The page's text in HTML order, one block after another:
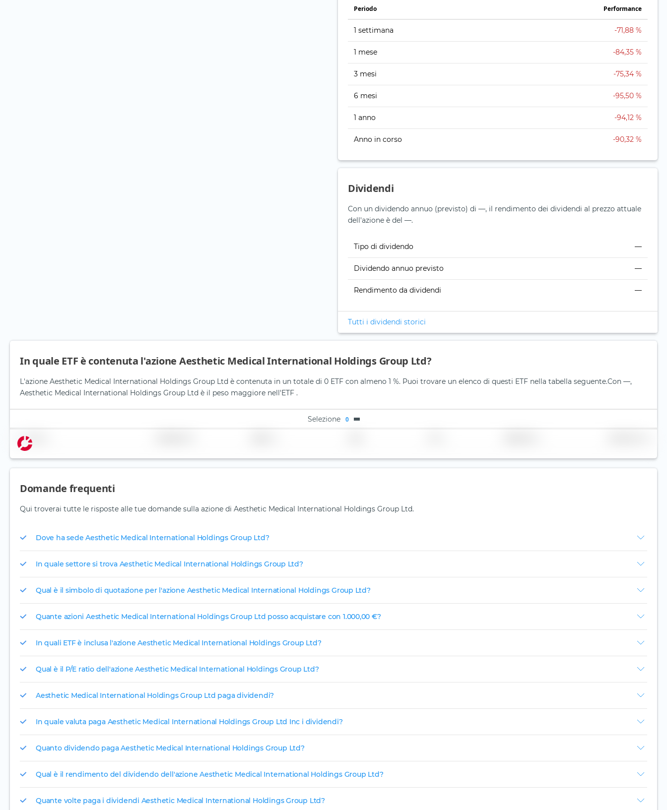
Periodo Performance
1 settimana -71,88 %
1 mese -84,35 %
3 mesi -75,34 %
6 mesi -95,50 %
1 anno -94,12 %
Anno in corso -90,32 %
Dividendi
Con un dividendo annuo (previsto) di —, il rendimento dei dividendi al prezzo attuale
dell'azione è del —.
Tipo di dividendo —
Dividendo annuo previsto —
Rendimento da dividendi —
Tutti i dividendi storici
In quale ETF è contenuta l'azione Aesthetic Medical International Holdings Group Ltd?
L'azione Aesthetic Medical International Holdings Group Ltd è contenuta in un totale di 0 ETF con almeno 1 %. Puoi trovare un elenco di questi ETF nella tabella seguente.Con —,
Aesthetic Medical International Holdings Group Ltd è il peso maggiore nell'ETF .
Selezione 0
Nome
Domande frequenti
Qui troverai tutte le risposte alle tue domande sulla azione di Aesthetic Medical International Holdings Group Ltd.
Dove ha sede Aesthetic Medical International Holdings Group Ltd?
In quale settore si trova Aesthetic Medical International Holdings Group Ltd?
Qual è il simbolo di quotazione per l'azione Aesthetic Medical International Holdings Group Ltd?
Quante azioni Aesthetic Medical International Holdings Group Ltd posso acquistare con 1.000,00 €?
In quali ETF è inclusa l'azione Aesthetic Medical International Holdings Group Ltd?
Qual è il P/E ratio dell'azione Aesthetic Medical International Holdings Group Ltd?
Aesthetic Medical International Holdings Group Ltd paga dividendi?
In quale valuta paga Aesthetic Medical International Holdings Group Ltd Inc i dividendi?
Quanto dividendo paga Aesthetic Medical International Holdings Group Ltd?
Qual è il rendimento del dividendo dell'azione Aesthetic Medical International Holdings Group Ltd?
Quante volte paga i dividendi Aesthetic Medical International Holdings Group Ltd?